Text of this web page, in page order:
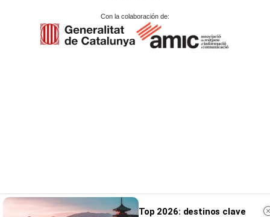
Con la colaboración de:
Top 2026: destinos clave